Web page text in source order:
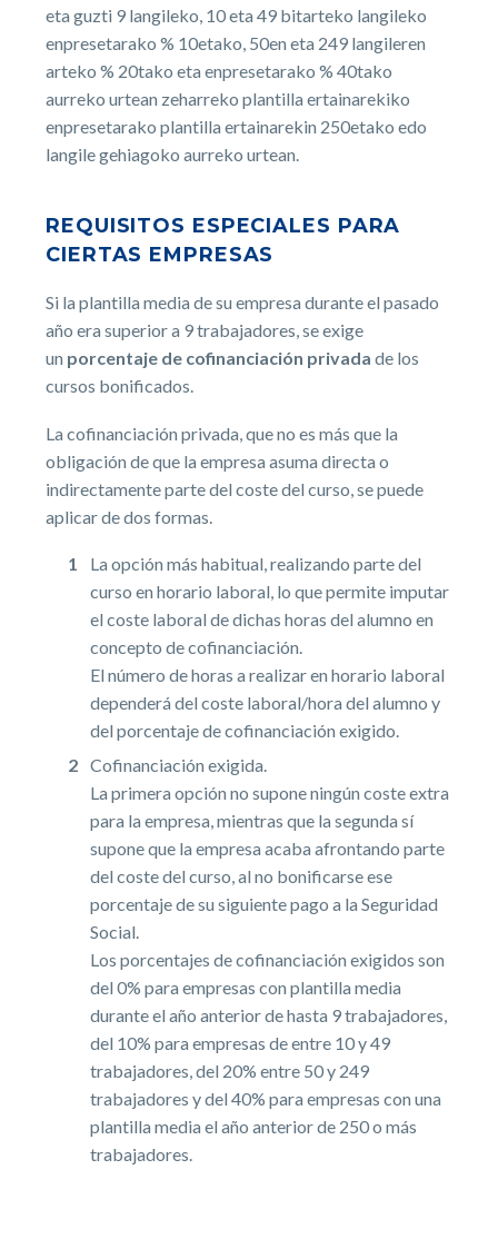
eta guzti 9 langileko, 10 eta 49 bitarteko langileko
enpresetarako % 10etako, 50en eta 249 langileren
arteko % 20tako eta enpresetarako % 40tako
aurreko urtean zeharreko plantilla ertainarekiko
enpresetarako plantilla ertainarekin 250etako edo
langile gehiagoko aurreko urtean.
REQUISITOS ESPECIALES PARA
CIERTAS EMPRESAS
Si la plantilla media de su empresa durante el pasado
año era superior a 9 trabajadores, se exige
un porcentaje de cofinanciación privada de los
cursos bonificados.
La cofinanciación privada, que no es más que la
obligación de que la empresa asuma directa o
indirectamente parte del coste del curso, se puede
aplicar de dos formas.
La opción más habitual, realizando parte del
curso en horario laboral, lo que permite imputar
el coste laboral de dichas horas del alumno en
concepto de cofinanciación.
El número de horas a realizar en horario laboral
dependerá del coste laboral/hora del alumno y
del porcentaje de cofinanciación exigido.
Cofinanciación exigida.
La primera opción no supone ningún coste extra
para la empresa, mientras que la segunda sí
supone que la empresa acaba afrontando parte
del coste del curso, al no bonificarse ese
porcentaje de su siguiente pago a la Seguridad
Social.
Los porcentajes de cofinanciación exigidos son
del 0% para empresas con plantilla media
durante el año anterior de hasta 9 trabajadores,
del 10% para empresas de entre 10 y 49
trabajadores, del 20% entre 50 y 249
trabajadores y del 40% para empresas con una
plantilla media el año anterior de 250 o más
trabajadores.